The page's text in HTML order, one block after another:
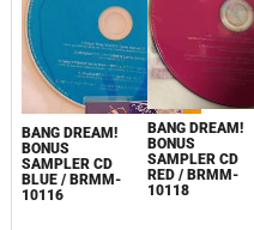
BANG DREAM!
BONUS
SAMPLER CD
BLUE / BRMM-
10116
BANG DREAM!
BONUS
SAMPLER CD
RED / BRMM-
10118